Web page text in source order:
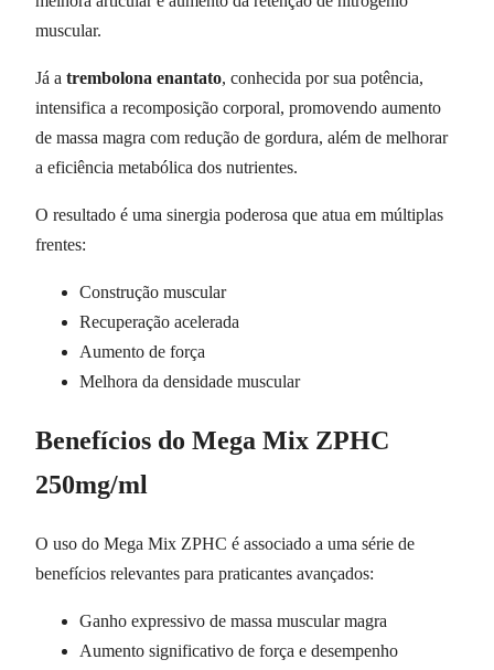
muscular.
Já a trembolona enantato, conhecida por sua potência,
intensifica a recomposição corporal, promovendo aumento
de massa magra com redução de gordura, além de melhorar
a eficiência metabólica dos nutrientes.
O resultado é uma sinergia poderosa que atua em múltiplas
frentes:
Construção muscular
Recuperação acelerada
Aumento de força
Melhora da densidade muscular
Benefícios do Mega Mix ZPHC
250mg/ml
O uso do Mega Mix ZPHC é associado a uma série de
benefícios relevantes para praticantes avançados:
Ganho expressivo de massa muscular magra
Aumento significativo de força e desempenho